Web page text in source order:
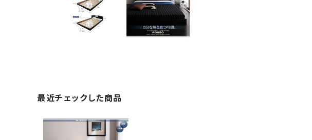
最近チェックした商品